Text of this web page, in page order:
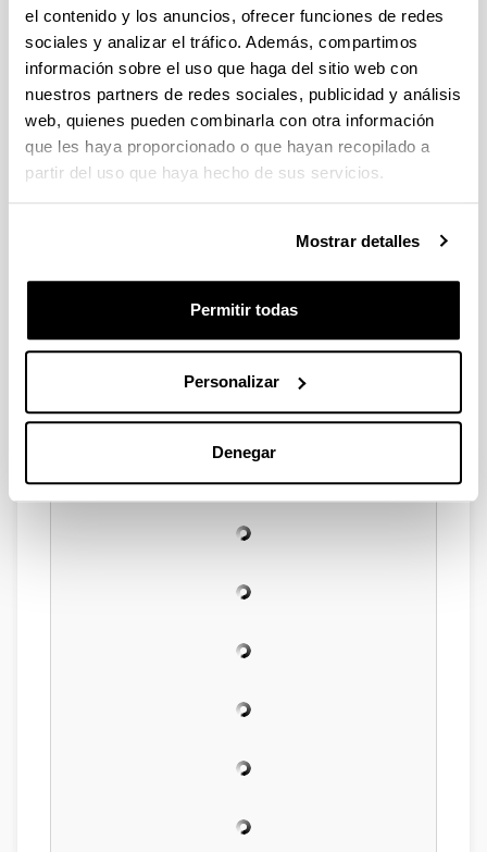
el contenido y los anuncios, ofrecer funciones de redes
sociales y analizar el tráfico. Además, compartimos
información sobre el uso que haga del sitio web con
nuestros partners de redes sociales, publicidad y análisis
web, quienes pueden combinarla con otra información
que les haya proporcionado o que hayan recopilado a
partir del uso que haya hecho de sus servicios.
Mostrar detalles
Permitir todas
Personalizar
Denegar